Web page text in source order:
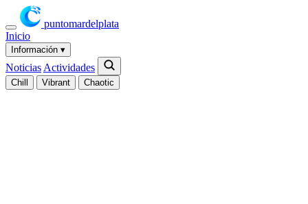
puntomardelplata
Inicio
Información ▾
Noticias Actividades
Chill Vibrant Chaotic